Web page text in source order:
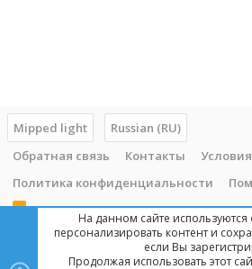
Mipped light
Russian (RU)
Обратная связь
Контакты
Политика конфиденциальности
R
На данном сайте
персонализировать контент и
если Вы
Продолжая использовать этот